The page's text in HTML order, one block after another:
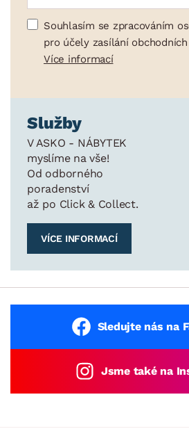
Souhlasím se zpracováním
pro účely zasílání
Více informací
Služby
V ASKO - NÁBYTEK
myslíme na vše!
Od odborného
poradenství
až po Click & Collect.
VÍCE INFORMACÍ
Sledujte nás na
Jsme také na